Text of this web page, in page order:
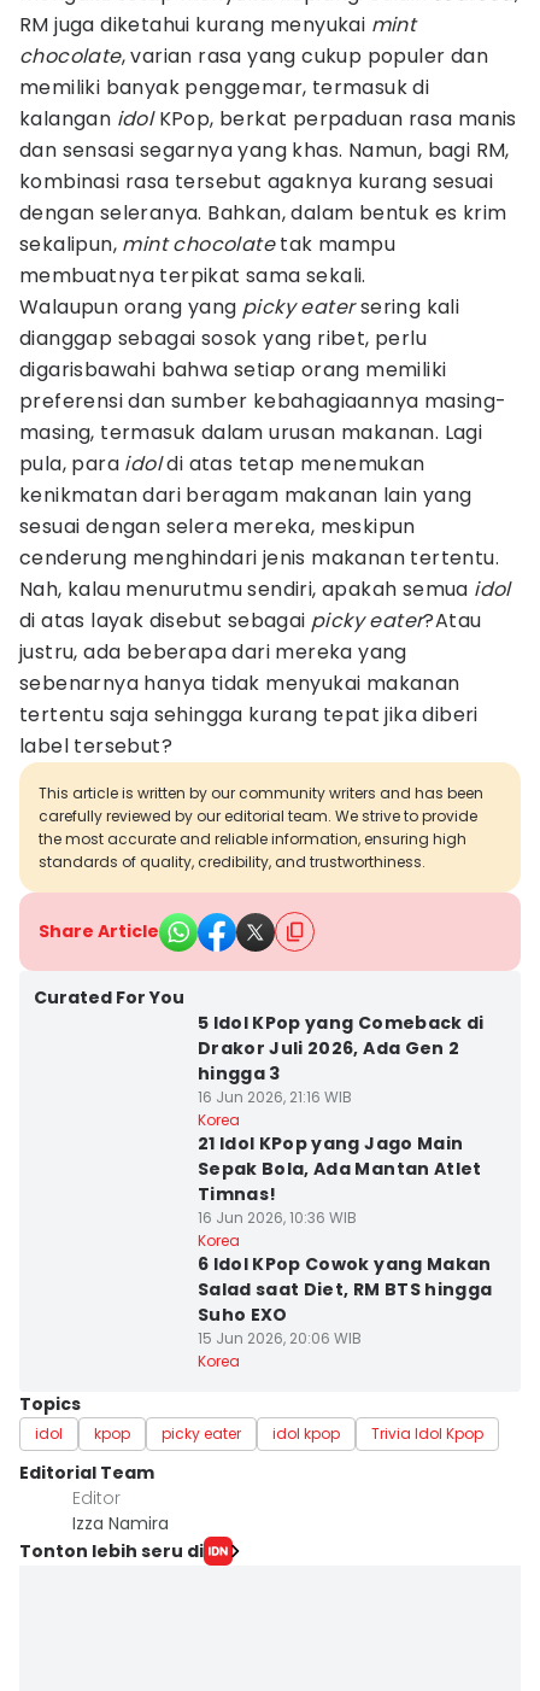
RM juga diketahui kurang menyukai mint
chocolate, varian rasa yang cukup populer dan
memiliki banyak penggemar, termasuk di
kalangan idolKPop, berkat perpaduan rasa manis
dan sensasi segarnya yang khas. Namun, bagi RM,
kombinasi rasa tersebut agaknya kurang sesuai
dengan seleranya. Bahkan, dalam bentuk es krim
sekalipun, mint chocolatetak mampu
membuatnya terpikat sama sekali.
Walaupun orang yang picky eatersering kali
dianggap sebagai sosok yang ribet, perlu
digarisbawahi bahwa setiap orang memiliki
preferensi dan sumber kebahagiaannya masing-
masing, termasuk dalam urusan makanan. Lagi
pula, para idoldi atas tetap menemukan
kenikmatan dari beragam makanan lain yang
sesuai dengan selera mereka, meskipun
cenderung menghindari jenis makanan tertentu.
Nah, kalau menurutmu sendiri, apakah semua idol
di atas layak disebut sebagai picky eater?Atau
justru, ada beberapa dari mereka yang
sebenarnya hanya tidak menyukai makanan
tertentu saja sehingga kurang tepat jika diberi
label tersebut?
This article is written by our community writers and has been
carefully reviewed by our editorial team. We strive to provide
the most accurate and reliable information, ensuring high
standards of quality, credibility, and trustworthiness.
Share Article
Curated For You
5 Idol KPop yang Comeback di
Drakor Juli 2026, Ada Gen 2
hingga 3
16 Jun 2026, 21:16 WIB
Korea
21 Idol KPop yang Jago Main
Sepak Bola, Ada Mantan Atlet
Timnas!
16 Jun 2026, 10:36 WIB
Korea
6 Idol KPop Cowok yang Makan
Salad saat Diet, RM BTS hingga
Suho EXO
15 Jun 2026, 20:06 WIB
Korea
Topics
idol kpop picky eater idol kpop Trivia Idol Kpop
Editorial Team
Editor
Izza Namira
Tonton lebih seru di